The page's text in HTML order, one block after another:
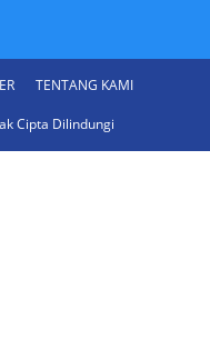
TENTANG KAMI
Cipta Dilindungi